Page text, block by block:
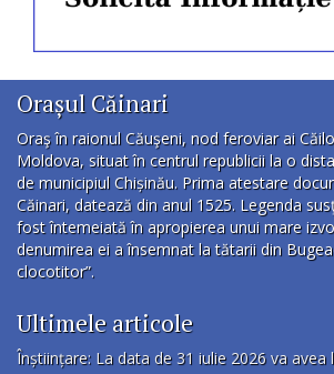
Orașul Căinari
Oraş în raionul Căuşeni, nod feroviar ai
Moldova, situat în centrul republicii la o
de municipiul Chișinău. Prima atestare
Căinari, datează din anul 1525. Legenda
fost întemeiată în apropierea unui mare
denumirea ei a însemnat la tătarii din
clocotitor”.
Ultimele articole
Înștiințare: La data de 31 iulie 2026 va